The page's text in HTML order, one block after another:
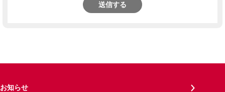
送信する
お知らせ